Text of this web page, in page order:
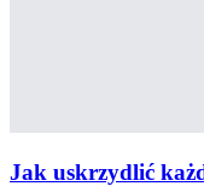
Jak uskrzydlić